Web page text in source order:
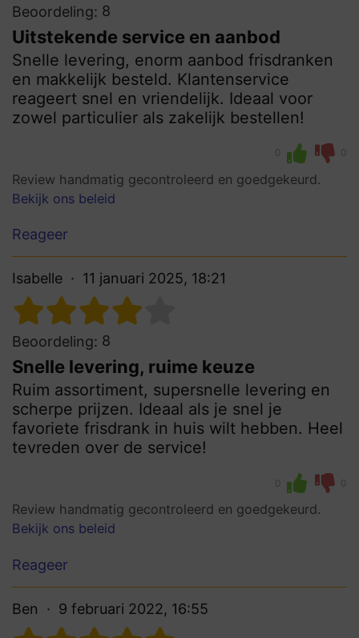
Beoordeling: 8
Uitstekende service en aanbod
Snelle levering, enorm aanbod frisdranken
en makkelijk besteld. Klantenservice
reageert snel en vriendelijk. Ideaal voor
zowel particulier als zakelijk bestellen!
0 0
Review handmatig gecontroleerd en goedgekeurd.
Bekijk ons beleid
Reageer
Isabelle 11 januari 2025, 18:21
Beoordeling: 8
Snelle levering, ruime keuze
Ruim assortiment, supersnelle levering en
scherpe prijzen. Ideaal als je snel je
favoriete frisdrank in huis wilt hebben. Heel
tevreden over de service!
0 0
Review handmatig gecontroleerd en goedgekeurd.
Bekijk ons beleid
Reageer
Ben 9 februari 2022, 16:55